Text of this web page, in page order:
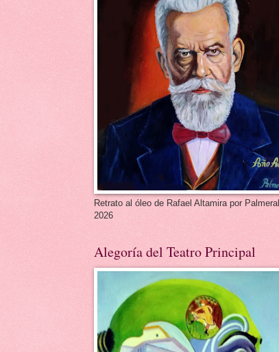
Retrato al óleo de Rafael Altamira por Palmeral
2026
Alegoría del Teatro Principal